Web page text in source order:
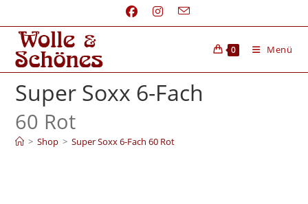
0 Menü
Super Soxx 6-Fach
60 Rot
> Shop > Super Soxx 6-Fach 60 Rot